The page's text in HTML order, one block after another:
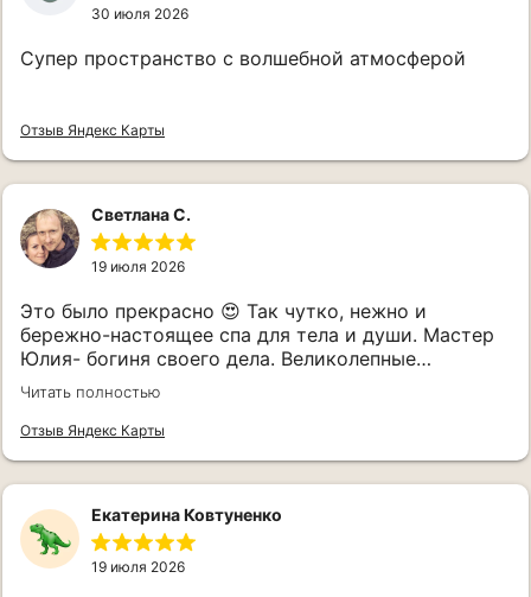
30 июля 2026
Супер пространство с волшебной атмосферой
Отзыв Яндекс Карты
Светлана С.
19 июля 2026
Это было прекрасно 😍 Так чутко, нежно и
бережно-настоящее спа для тела и души. Мастер
Юлия- богиня своего дела. Великолепные
процедуры, замечательные и рабочие средства
для тела, потрясающие руки специалиста. Всё
вместе -это как результат лёгкое тело и
Читать полностью
Отзыв Яндекс Карты
Екатерина Ковтуненко
19 июля 2026
Политика конфиденциальности